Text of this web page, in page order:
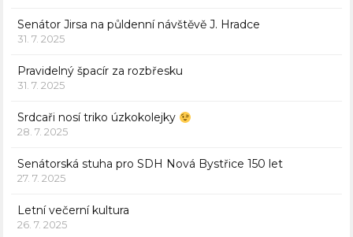
Senátor Jirsa na půldenní návštěvě J. Hradce
31. 7. 2025
Pravidelný špacír za rozbřesku
31. 7. 2025
Srdcaři nosí triko úzkokolejky
28. 7. 2025
Senátorská stuha pro SDH Nová Bystřice 150 let
27. 7. 2025
Letní večerní kultura
26. 7. 2025